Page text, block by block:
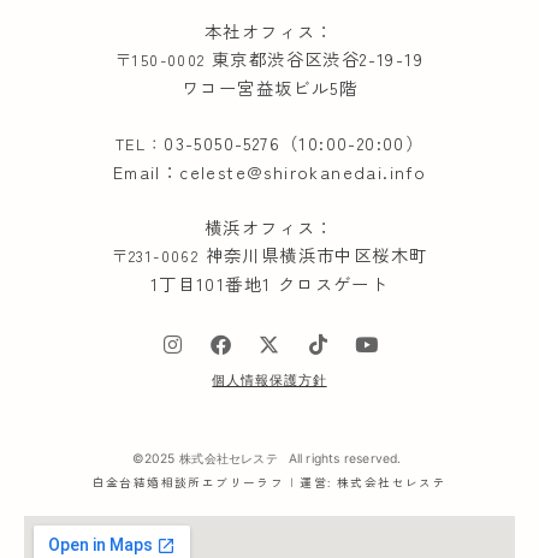
本社オフィス：
〒150-0002 東京都渋谷区渋谷2-19-19
ワコー宮益坂ビル5階
TEL： 03-5050-5276（10:00-20:00）
Email：celeste@shirokanedai.info
横浜オフィス：
〒231-0062 神奈川県横浜市中区桜木町
1丁目101番地1 クロスゲート
個人情報保護方針
©2025 株式会社セレステ All rights reserved.
白金台結婚相談所エブリーラフ | 運営: 株式会社セレステ